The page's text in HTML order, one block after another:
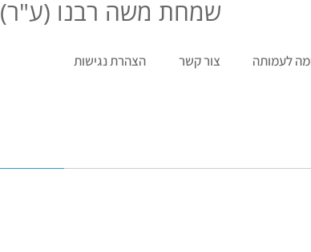
שמחת משה רבנו (ע"ר)
לעמותה צור קשר הצהרת נגישות